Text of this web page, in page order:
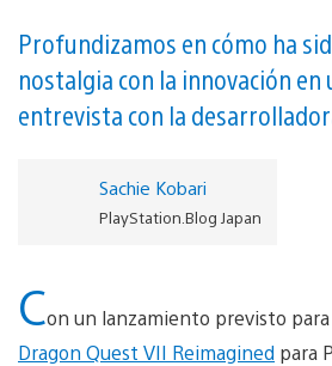
Profundizamos en cómo ha
nostalgia con la innovación en
entrevista con la
Sachie Kobari
PlayStation.Blog Japan
Con un lanzamiento previsto
Dragon Quest VII Reimagined para